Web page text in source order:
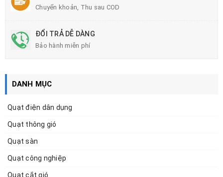
Chuyển khoản, Thu sau COD
ĐỔI TRẢ DỄ DÀNG
Bảo hành miễn phí
DANH MỤC
Quạt điện dân dụng
Quạt thông gió
Quạt sàn
Quạt công nghiệp
Quạt cắt gió